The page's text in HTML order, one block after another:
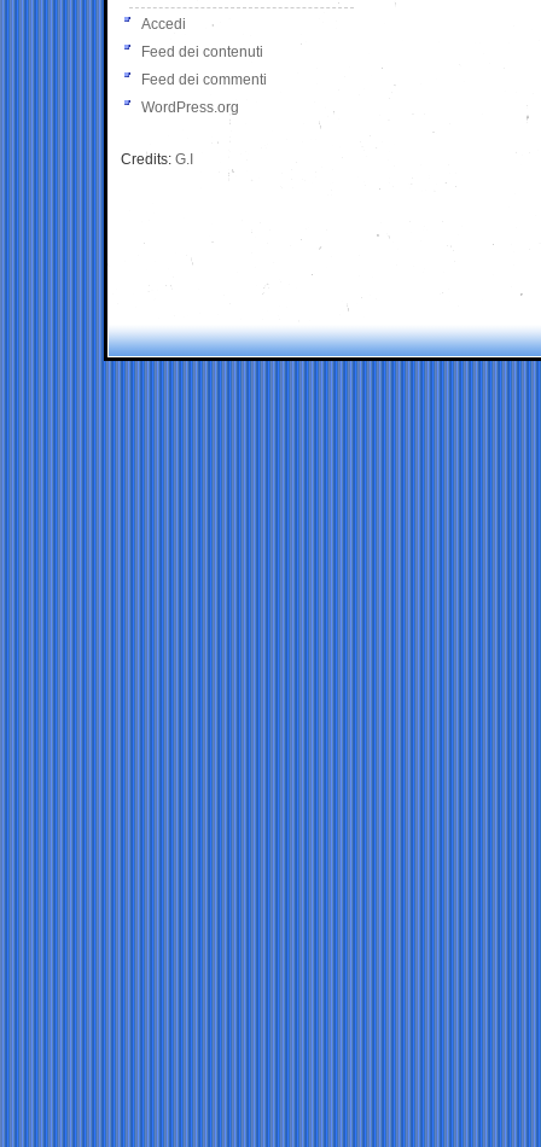
Accedi
Feed dei contenuti
Feed dei commenti
WordPress.org
Credits: G.I